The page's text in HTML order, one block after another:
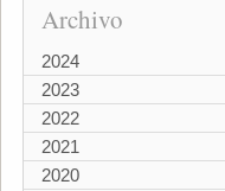
Archivo
2024
2023
2022
2021
2020